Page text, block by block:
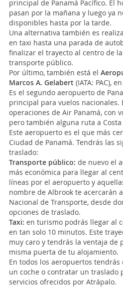
principal de Panamá Pacífico. El
pasan por la mañana y luego ya
disponibles hasta por la tarde.
Una alternativa también es
en taxi hasta una parada de
finalizar el trayecto al centro de
transporte público.
Por último, también está el
Marcos A. Gelabert (IATA: PAC),
Es el segundo aeropuerto de
principal para vuelos nacionales.
operaciones de Air Panamá, con
pero también alguna ruta a Costa
Este aeropuerto es el que más
Ciudad de Panamá. Tendrás las
traslado:
Transporte público: de nuevo el
más económica para llegar al
líneas por el aeropuerto y
nombre de Albrook te acercarán
Nacional de Transporte, desde
opciones de traslado.
Taxi: en turismo podrás llegar al
en tan solo 10 minutos. Este
muy caro y tendrás la ventaja de
misma puerta de tu alojamiento.
En todos los aeropuertos
un coche o contratar un traslado
servicios ofrecidos por Atrápalo.